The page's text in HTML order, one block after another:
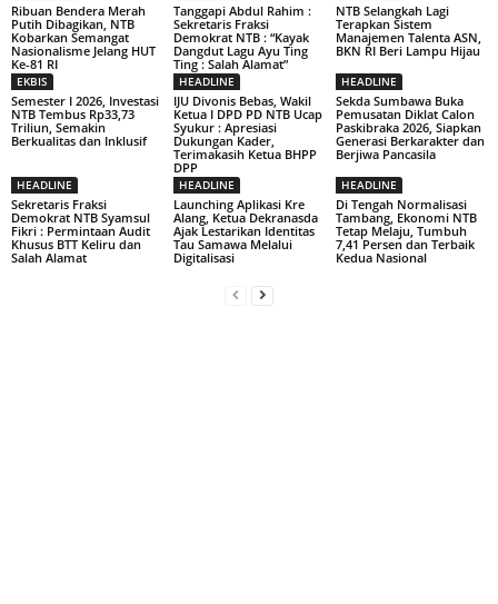
Ribuan Bendera Merah
Putih Dibagikan, NTB
Kobarkan Semangat
Nasionalisme Jelang HUT
Ke-81 RI
Tanggapi Abdul Rahim :
Sekretaris Fraksi
Demokrat NTB : “Kayak
Dangdut Lagu Ayu Ting
Ting : Salah Alamat”
NTB Selangkah Lagi
Terapkan Sistem
Manajemen Talenta ASN,
BKN RI Beri Lampu Hijau
EKBIS
Semester I 2026, Investasi
NTB Tembus Rp33,73
Triliun, Semakin
Berkualitas dan Inklusif
HEADLINE
IJU Divonis Bebas, Wakil
Ketua I DPD PD NTB Ucap
Syukur : Apresiasi
Dukungan Kader,
Terimakasih Ketua BHPP
DPP
HEADLINE
Sekda Sumbawa Buka
Pemusatan Diklat Calon
Paskibraka 2026, Siapkan
Generasi Berkarakter dan
Berjiwa Pancasila
HEADLINE
Sekretaris Fraksi
Demokrat NTB Syamsul
Fikri : Permintaan Audit
Khusus BTT Keliru dan
Salah Alamat
HEADLINE
Launching Aplikasi Kre
Alang, Ketua Dekranasda
Ajak Lestarikan Identitas
Tau Samawa Melalui
Digitalisasi
HEADLINE
Di Tengah Normalisasi
Tambang, Ekonomi NTB
Tetap Melaju, Tumbuh
7,41 Persen dan Terbaik
Kedua Nasional